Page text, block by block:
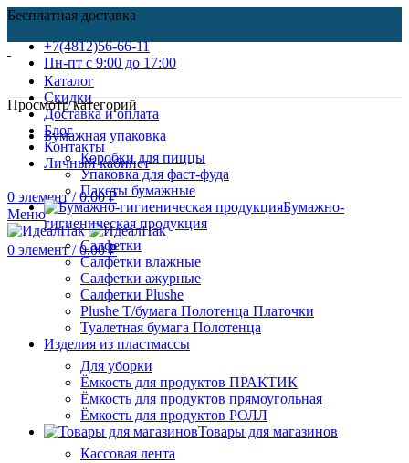
Бесплатная доставка
+7(4812)56-66-11
Пн-пт c 9:00 до 17:00
Каталог
Скидки
Доставка и оплата
Блог
Контакты
Личный кабинет
0 элемент / 0.00₽
Меню
0 элемент / 0.00₽
Просмотр категорий
Бумажная упаковка
Коробки для пиццы
Упаковка для фаст-фуда
Пакеты бумажные
Бумажно-
гигиеническая продукция
Салфетки
Салфетки влажные
Салфетки ажурные
Салфетки Plushe
Plushe Т/бумага Полотенца Платочки
Туалетная бумага Полотенца
Изделия из пластмассы
Для уборки
Ёмкость для продуктов ПРАКТИК
Ёмкость для продуктов прямоугольная
Ёмкость для продуктов РОЛЛ
Товары для магазинов
Кассовая лента